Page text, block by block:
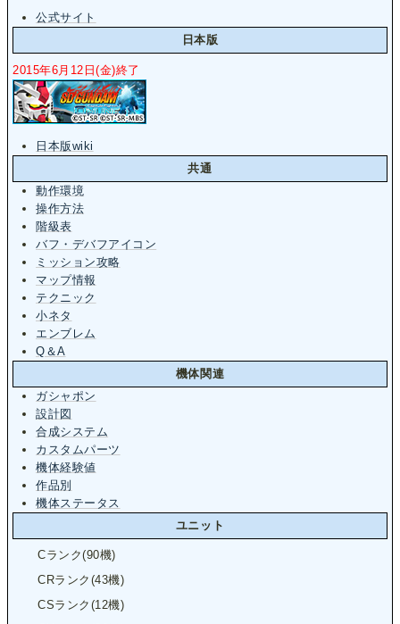
公式サイト
日本版
2015年6月12日(金)終了
日本版wiki
共通
動作環境
操作方法
階級表
バフ・デバフアイコン
ミッション攻略
マップ情報
テクニック
小ネタ
エンブレム
Q＆A
機体関連
ガシャポン
設計図
合成システム
カスタムパーツ
機体経験値
作品別
機体ステータス
ユニット
Cランク(90機)
CRランク(43機)
CSランク(12機)